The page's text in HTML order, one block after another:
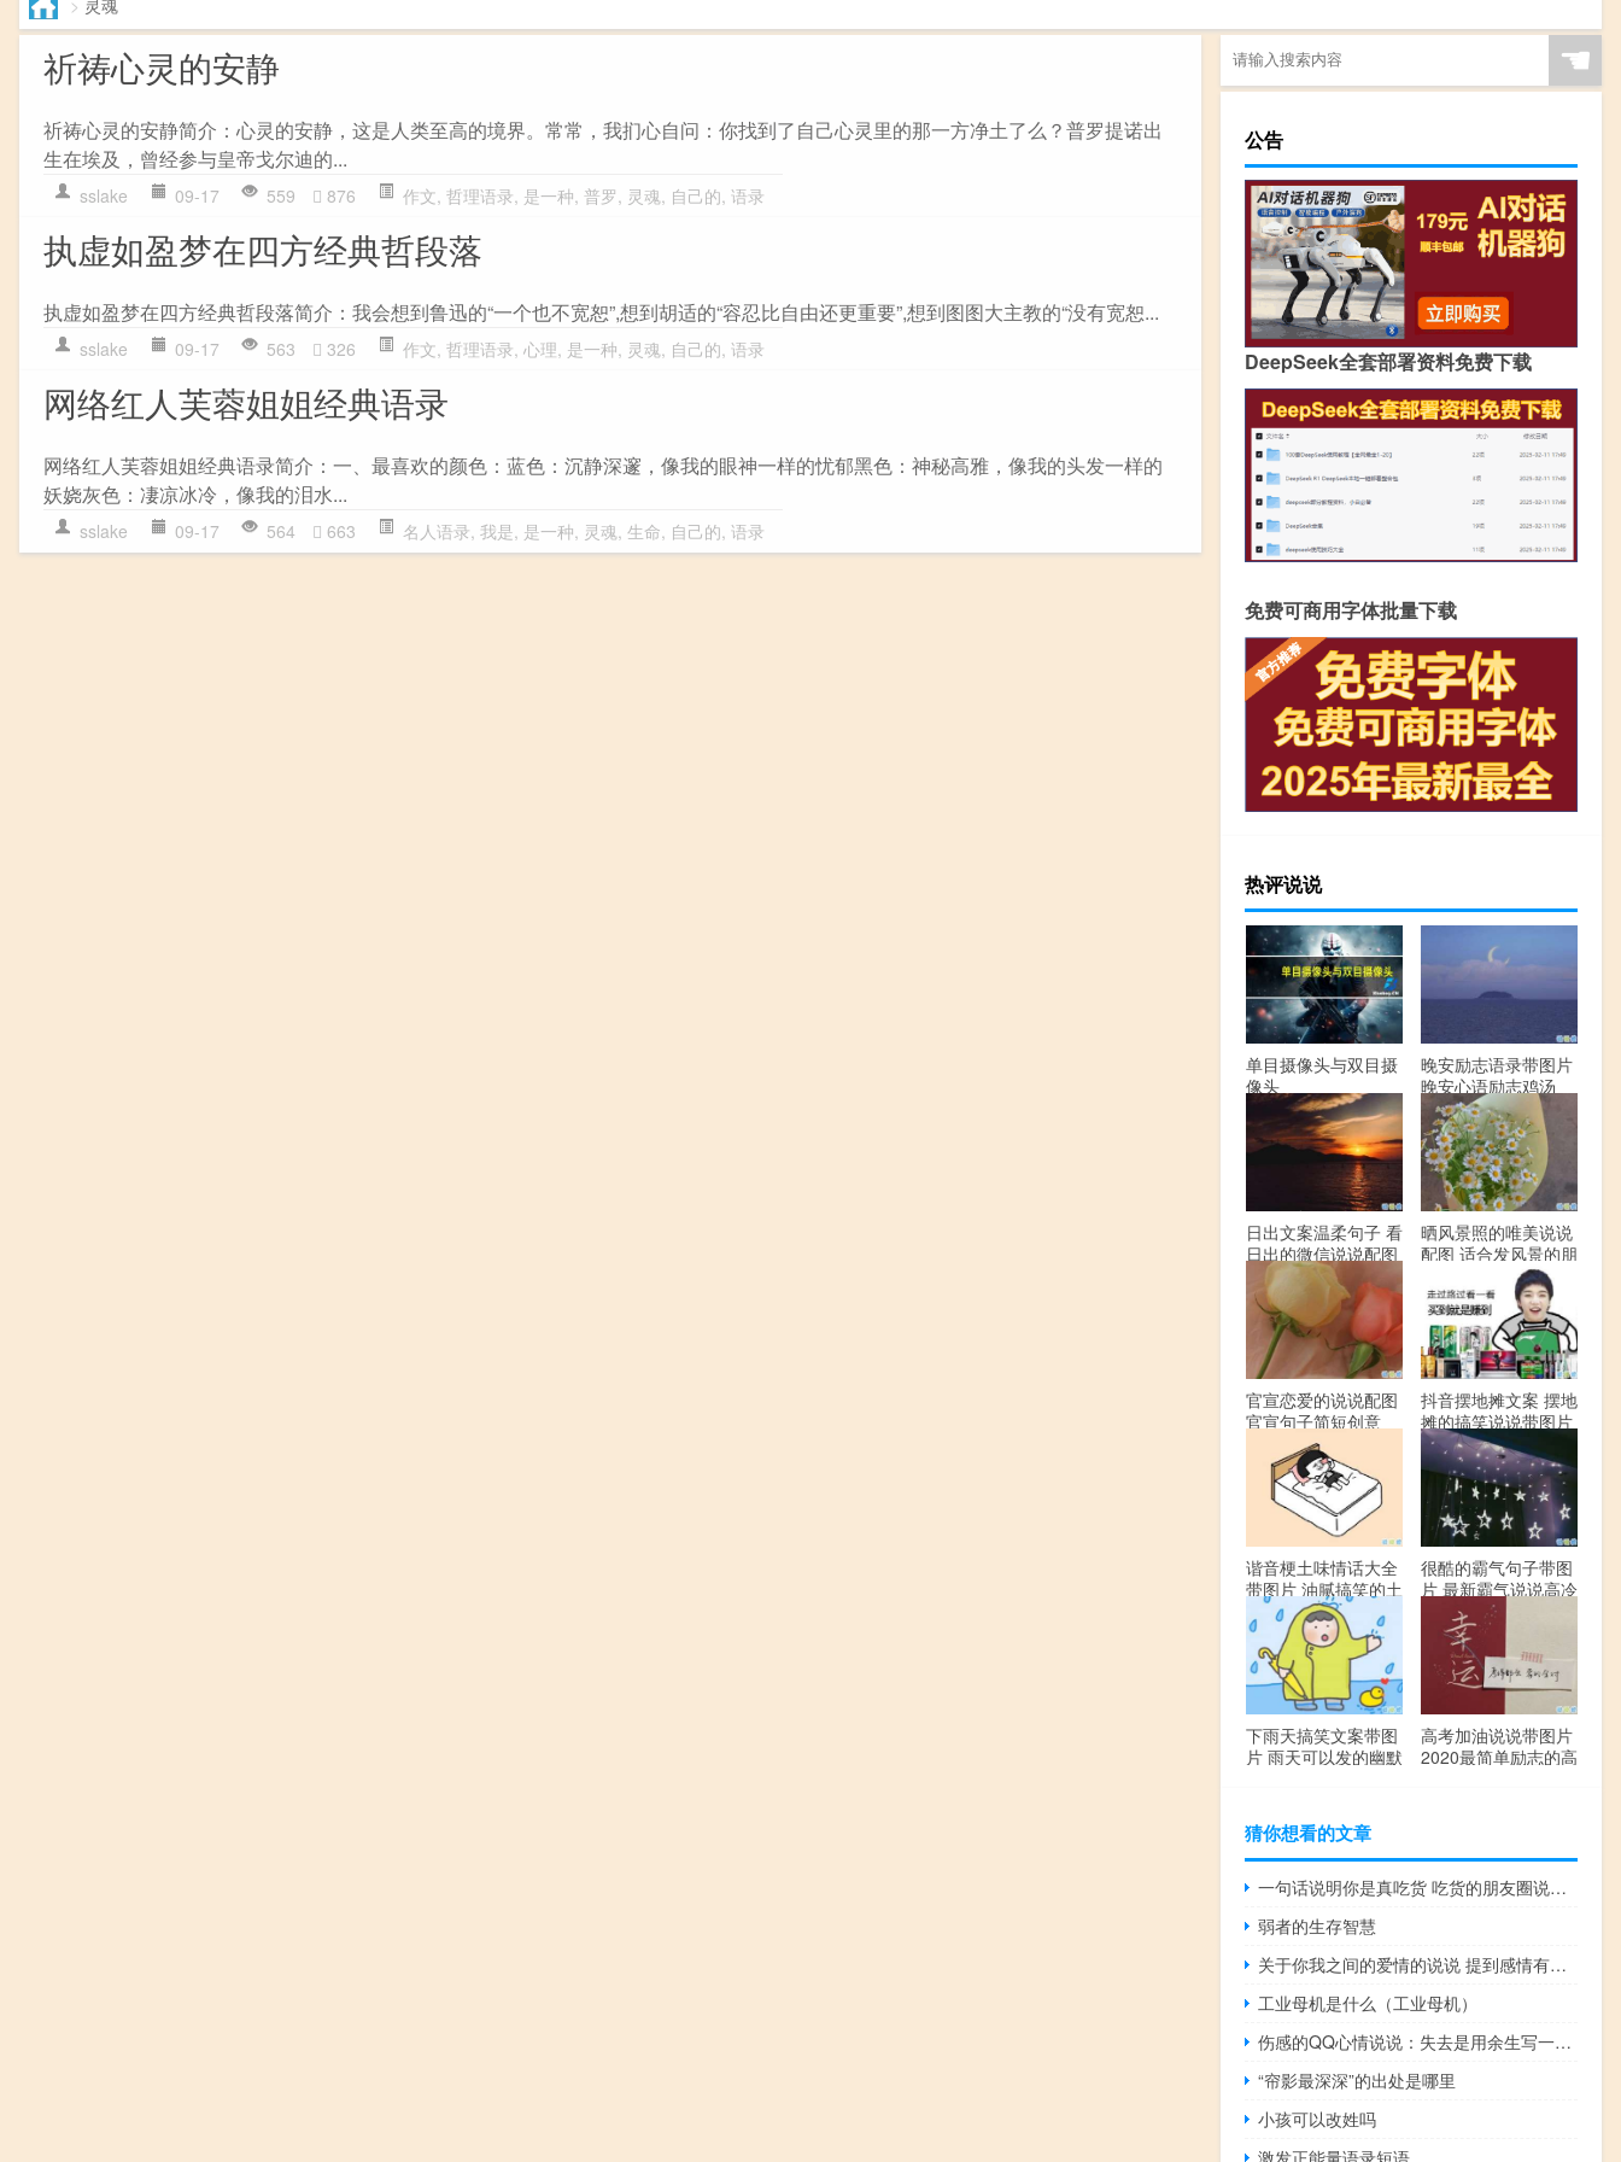
祈祷心灵的安静
祈祷心灵的安静简介：心灵的安静，这是人类至高的境界。常常，我扪心自问：你找到了自己心灵里的那一方净土了么？普罗提诺出
生在埃及，曾经参与皇帝戈尔迪的...
sslake 09-17 559 876 作文, 哲理语录, 是一种, 普罗, 灵魂, 自己的, 语录
执虚如盈梦在四方经典哲段落
执虚如盈梦在四方经典哲段落简介：我会想到鲁迅的“一个也不宽恕”,想到胡适的“容忍比自由还更重要”,想到图图大主教的“没有宽恕...
sslake 09-17 563 326 作文, 哲理语录, 心理, 是一种, 灵魂, 自己的, 语录
网络红人芙蓉姐姐经典语录
网络红人芙蓉姐姐经典语录简介：一、最喜欢的颜色：蓝色：沉静深邃，像我的眼神一样的忧郁黑色：神秘高雅，像我的头发一样的
妖娆灰色：凄凉冰冷，像我的泪水...
sslake 09-17 564 663 名人语录, 我是, 是一种, 灵魂, 生命, 自己的, 语录
☚
公告
DeepSeek全套部署资料免费下载
免费可商用字体批量下载
热评说说
单目摄像头与双目摄
像头
晚安励志语录带图片
晚安心语励志鸡汤
日出文案温柔句子 看
日出的微信说说配图
晒风景照的唯美说说
配图 适合发风景的朋
官宣恋爱的说说配图
官宣句子简短创意
抖音摆地摊文案 摆地
摊的搞笑说说带图片
谐音梗土味情话大全
带图片 油腻搞笑的土
味情话
很酷的霸气句子带图
片 最新霸气说说高冷
下雨天搞笑文案带图
片 雨天可以发的幽默
高考加油说说带图片
2020最简单励志的高
猜你想看的文章
一句话说明你是真吃货 吃货的朋友圈说说搞笑
弱者的生存智慧
关于你我之间的爱情的说说 提到感情有些无措的爱情说说
工业母机是什么（工业母机）
伤感的QQ心情说说：失去是用余生写一首诗，却一个字都不能提及你
“帘影最深深”的出处是哪里
小孩可以改姓吗